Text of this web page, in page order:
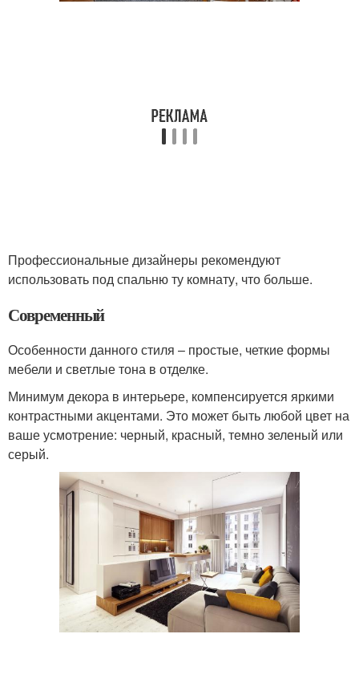
Профессиональные дизайнеры рекомендуют
использовать под спальню ту комнату, что больше.
Современный
Особенности данного стиля – простые, четкие формы
мебели и светлые тона в отделке.
Минимум декора в интерьере, компенсируется яркими
контрастными акцентами. Это может быть любой цвет на
ваше усмотрение: черный, красный, темно зеленый или
серый.